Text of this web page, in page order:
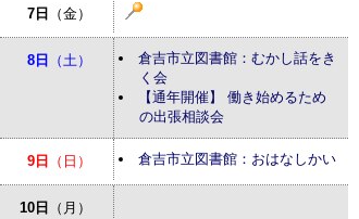
7日 （金）
8日 （土）
倉吉市立図書館：むかし話をき
く会
【通年開催】 働き始めるため
の出張相談会
9日 （日） 倉吉市立図書館：おはなしかい
10日 （月）